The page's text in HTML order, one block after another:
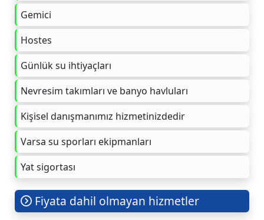
Gemici
Hostes
Günlük su ihtiyaçları
Nevresim takımları ve banyo havluları
Kişisel danışmanımız hizmetinizdedir
Varsa su sporları ekipmanları
Yat sigortası
Fiyata dahil olmayan hizmetler